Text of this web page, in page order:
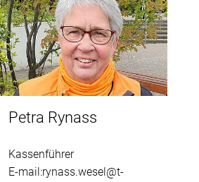
Petra Rynass
Kassenführer
E-mail:rynass.wesel@t-